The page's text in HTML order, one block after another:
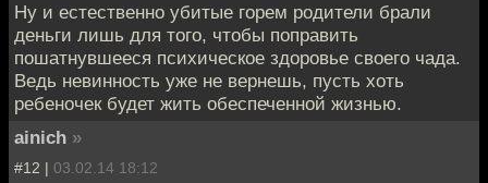
Ну и естественно убитые горем родители брали
деньги лишь для того, чтобы поправить
пошатнувшееся психическое здоровье своего чада.
Ведь невинность уже не вернешь, пусть хоть
ребеночек будет жить обеспеченной жизнью.
ainich »
#12 | 03.02.14 18:12